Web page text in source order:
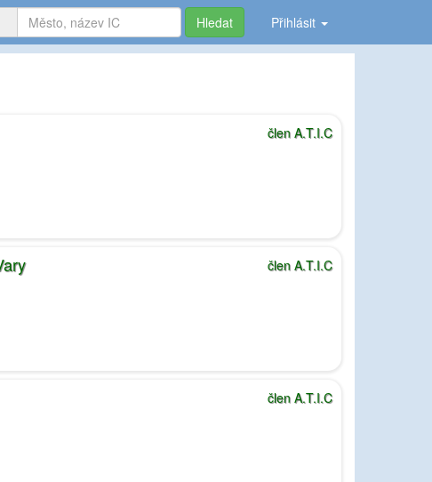
Hledat Přihlásit
člen A.T.I.C
člen A.T.I.C
člen A.T.I.C